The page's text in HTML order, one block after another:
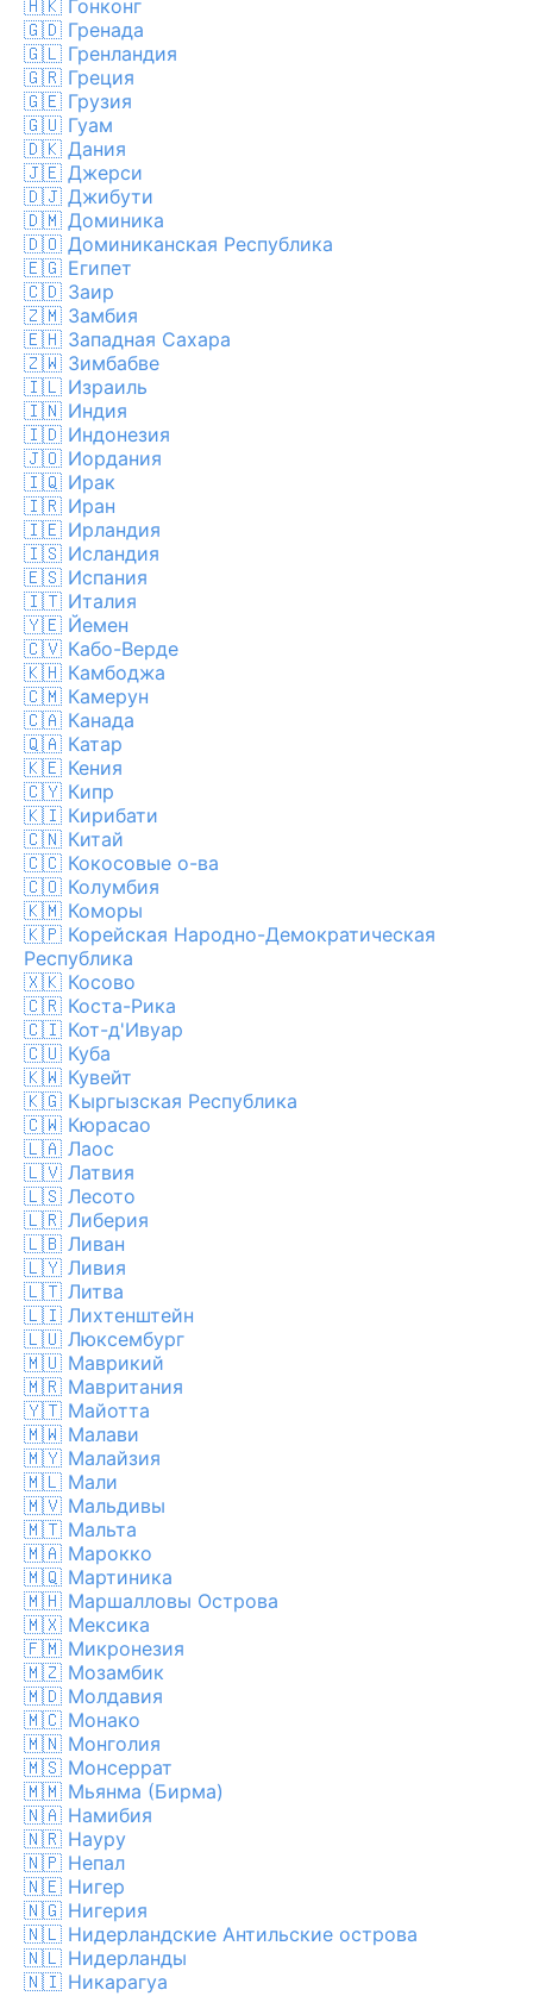
🇭🇰 Гонконг
🇬🇩 Гренада
🇬🇱 Гренландия
🇬🇷 Греция
🇬🇪 Грузия
🇬🇺 Гуам
🇩🇰 Дания
🇯🇪 Джерси
🇩🇯 Джибути
🇩🇲 Доминика
🇩🇴 Доминиканская Республика
🇪🇬 Египет
🇨🇩 Заир
🇿🇲 Замбия
🇪🇭 Западная Сахара
🇿🇼 Зимбабве
🇮🇱 Израиль
🇮🇳 Индия
🇮🇩 Индонезия
🇯🇴 Иордания
🇮🇶 Ирак
🇮🇷 Иран
🇮🇪 Ирландия
🇮🇸 Исландия
🇪🇸 Испания
🇮🇹 Италия
🇾🇪 Йемен
🇨🇻 Кабо-Верде
🇰🇭 Камбоджа
🇨🇲 Камерун
🇨🇦 Канада
🇶🇦 Катар
🇰🇪 Кения
🇨🇾 Кипр
🇰🇮 Кирибати
🇨🇳 Китай
🇨🇨 Кокосовые о-ва
🇨🇴 Колумбия
🇰🇲 Коморы
🇰🇵 Корейская Народно-Демократическая
Республика
🇽🇰 Косово
🇨🇷 Коста-Рика
🇨🇮 Кот-д'Ивуар
🇨🇺 Куба
🇰🇼 Кувейт
🇰🇬 Кыргызская Республика
🇨🇼 Кюрасао
🇱🇦 Лаос
🇱🇻 Латвия
🇱🇸 Лесото
🇱🇷 Либерия
🇱🇧 Ливан
🇱🇾 Ливия
🇱🇹 Литва
🇱🇮 Лихтенштейн
🇱🇺 Люксембург
🇲🇺 Маврикий
🇲🇷 Мавритания
🇾🇹 Майотта
🇲🇼 Малави
🇲🇾 Малайзия
🇲🇱 Мали
🇲🇻 Мальдивы
🇲🇹 Мальта
🇲🇦 Марокко
🇲🇶 Мартиника
🇲🇭 Маршалловы Острова
🇲🇽 Мексика
🇫🇲 Микронезия
🇲🇿 Мозамбик
🇲🇩 Молдавия
🇲🇨 Монако
🇲🇳 Монголия
🇲🇸 Монсеррат
🇲🇲 Мьянма (Бирма)
🇳🇦 Намибия
🇳🇷 Науру
🇳🇵 Непал
🇳🇪 Нигер
🇳🇬 Нигерия
🇳🇱 Нидерландские Антильские острова
🇳🇱 Нидерланды
🇳🇮 Никарагуа